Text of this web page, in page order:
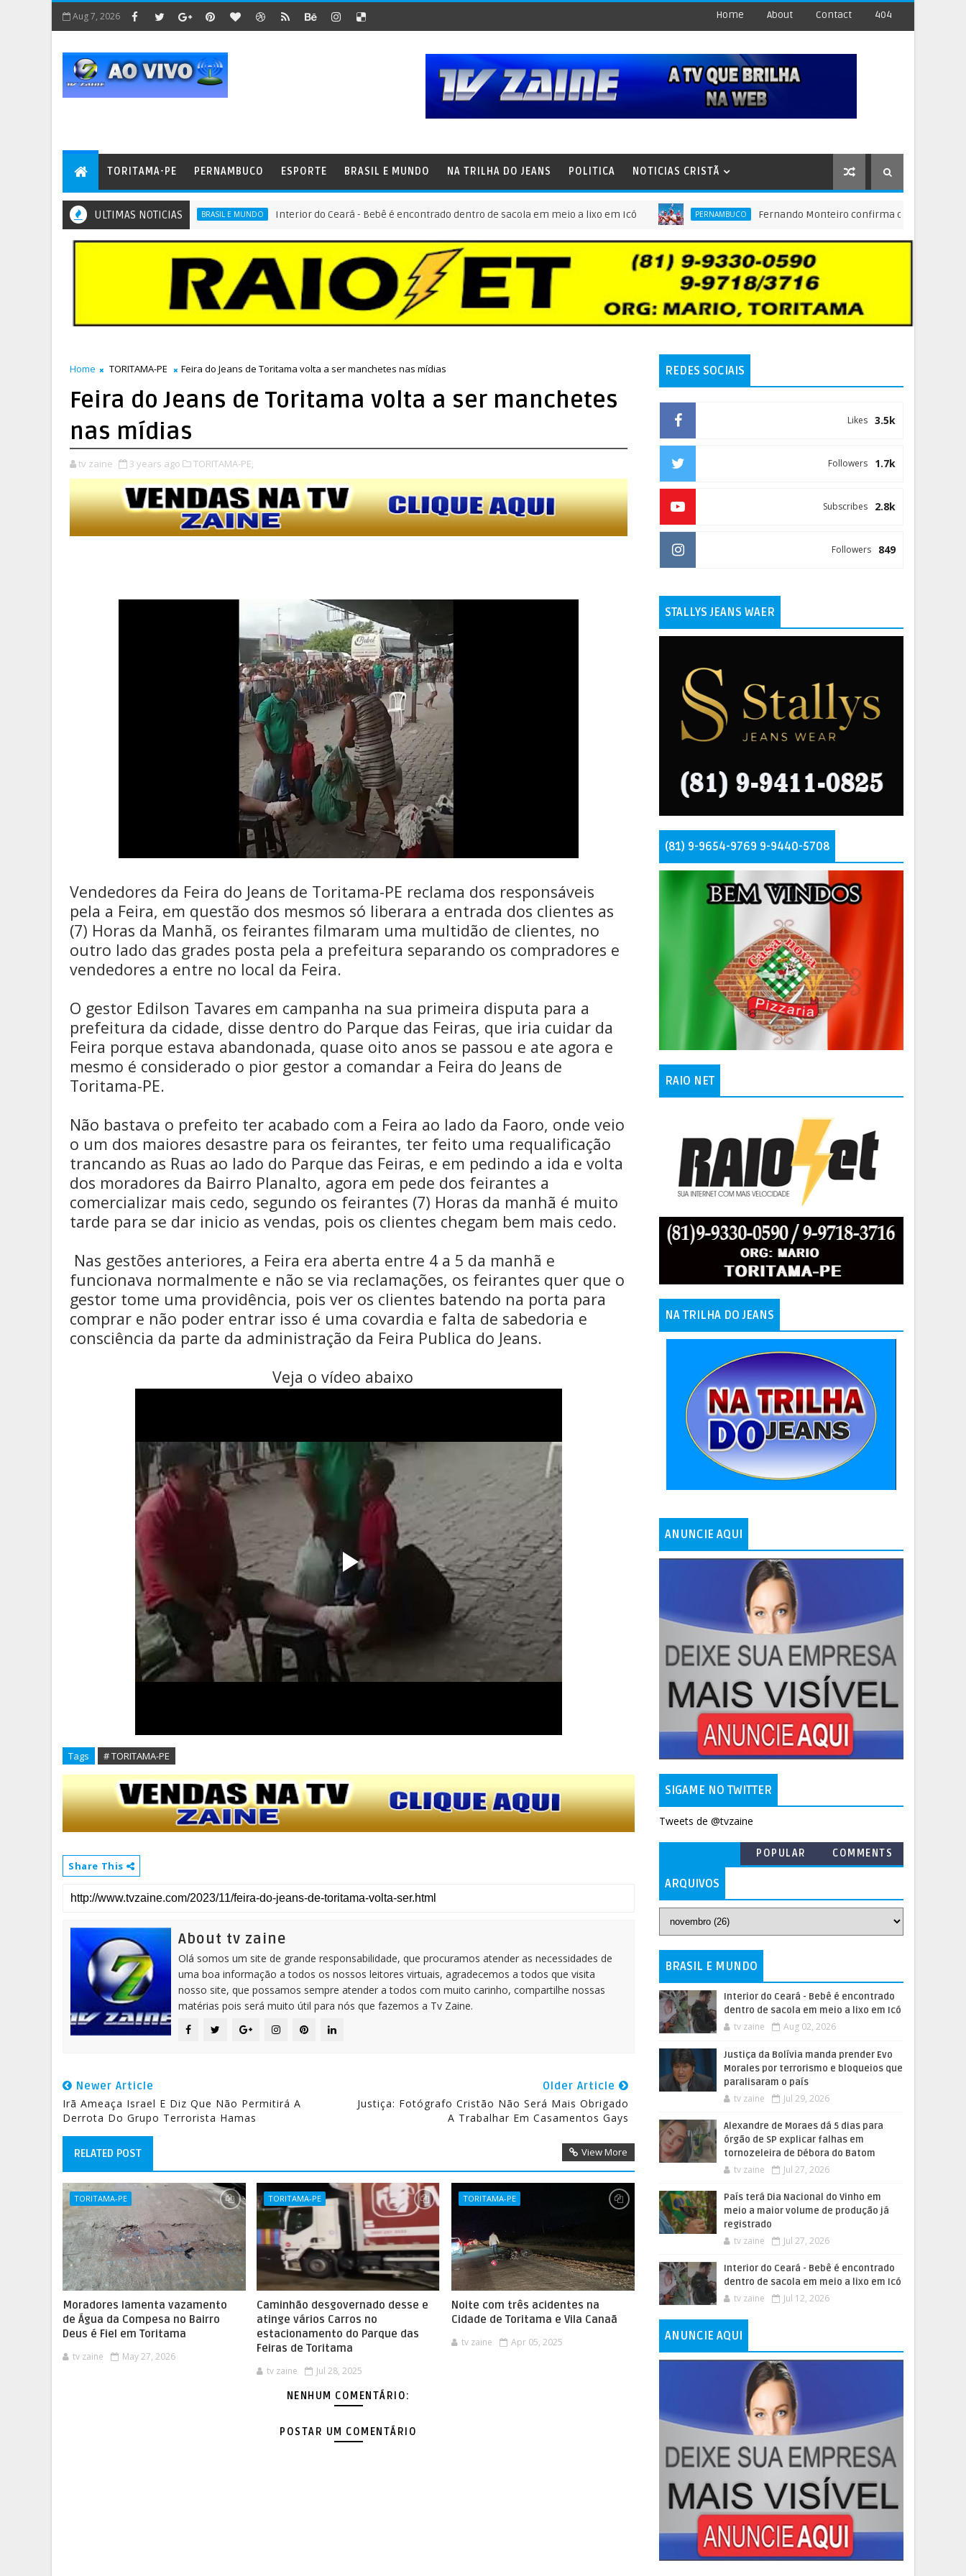
Aug 7, 2026 Home About Contact 404
TORITAMA-PE PERNAMBUCO ESPORTE BRASIL E MUNDO NA TRILHA DO JEANS POLITICA NOTICIAS CRISTÃ
ULTIMAS NOTICIASBRASIL E MUNDO Interior do Ceará - Bebê é encontrado dentro de sacola em meio a lixo em Icó PERNAMBUCO Fernando Monteiro confirma candidatura à
Home TORITAMA-PE Feira do Jeans de Toritama volta a ser manchetes nas mídias
Feira do Jeans de Toritama volta a ser manchetes
nas mídias
tv zaine 3 years ago TORITAMA-PE,
Vendedores da Feira do Jeans de Toritama-PE reclama dos responsáveis
pela a Feira, em questão dos mesmos só liberara a entrada dos clientes as
(7) Horas da Manhã, os feirantes filmaram uma multidão de clientes, no
outro lado das grades posta pela a prefeitura separando os compradores e
vendedores a entre no local da Feira.
O gestor Edilson Tavares em campanha na sua primeira disputa para a
prefeitura da cidade, disse dentro do Parque das Feiras, que iria cuidar da
Feira porque estava abandonada, quase oito anos se passou e ate agora e
mesmo é considerado o pior gestor a comandar a Feira do Jeans de
Toritama-PE.
Não bastava o prefeito ter acabado com a Feira ao lado da Faoro, onde veio
o um dos maiores desastre para os feirantes, ter feito uma requalificação
trancando as Ruas ao lado do Parque das Feiras, e em pedindo a ida e volta
dos moradores da Bairro Planalto, agora em pede dos feirantes a
comercializar mais cedo, segundo os feirantes (7) Horas da manhã é muito
tarde para se dar inicio as vendas, pois os clientes chegam bem mais cedo.
Nas gestões anteriores, a Feira era aberta entre 4 a 5 da manhã e
funcionava normalmente e não se via reclamações, os feirantes quer que o
gestor tome uma providência, pois ver os clientes batendo na porta para
comprar e não poder entrar isso é uma covardia e falta de sabedoria e
consciência da parte da administração da Feira Publica do Jeans.
Veja o vídeo abaixo
Tags # TORITAMA-PE
Share This
About tv zaine
Olá somos um site de grande responsabilidade, que procuramos atender as necessidades de
uma boa informação a todos os nossos leitores virtuais, agradecemos a todos que visita
nosso site, que possamos sempre atender a todos com muito carinho, compartilhe nossas
matérias pois será muito útil para nós que fazemos a Tv Zaine.
Newer Article
Irã Ameaça Israel E Diz Que Não Permitirá A
Derrota Do Grupo Terrorista Hamas
Older Article
Justiça: Fotógrafo Cristão Não Será Mais Obrigado
A Trabalhar Em Casamentos Gays
RELATED POST View More
TORITAMA-PE
Moradores lamenta vazamento
de Água da Compesa no Bairro
Deus é Fiel em Toritama
tv zaine May 27, 2026
TORITAMA-PE
Caminhão desgovernado desse e
atinge vários Carros no
estacionamento do Parque das
Feiras de Toritama
tv zaine Jul 28, 2025
TORITAMA-PE
Noite com três acidentes na
Cidade de Toritama e Vila Canaã
tv zaine Apr 05, 2025
NENHUM COMENTÁRIO:
POSTAR UM COMENTÁRIO
REDES SOCIAIS
3.5k
Likes
1.7k
Followers
2.8k
Subscribes
849
Followers
STALLYS JEANS WAER
(81) 9-9654-9769 9-9440-5708
RAIO NET
NA TRILHA DO JEANS
ANUNCIE AQUI
SIGAME NO TWITTER
Tweets de @tvzaine
POPULAR COMMENTS
ARQUIVOS
BRASIL E MUNDO
Interior do Ceará - Bebê é encontrado
dentro de sacola em meio a lixo em Icó
tv zaine Aug 02, 2026
Justiça da Bolívia manda prender Evo
Morales por terrorismo e bloqueios que
paralisaram o país
tv zaine Jul 29, 2026
Alexandre de Moraes dá 5 dias para
órgão de SP explicar falhas em
tornozeleira de Débora do Batom
tv zaine Jul 27, 2026
País terá Dia Nacional do Vinho em
meio a maior volume de produção já
registrado
tv zaine Jul 27, 2026
Interior do Ceará - Bebê é encontrado
dentro de sacola em meio a lixo em Icó
tv zaine Jul 12, 2026
ANUNCIE AQUI